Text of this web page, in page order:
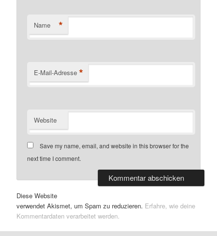
Name *
E-Mail-Adresse *
Website
Save my name, email, and website in this browser for the
next time I comment.
Diese Website
verwendet Akismet, um Spam zu reduzieren. Erfahre, wie deine
Kommentardaten verarbeitet werden.